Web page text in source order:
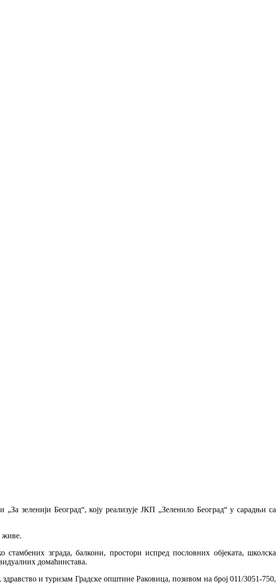
зеленији Београд“, коју реализује ЈКП „Зеленило Београд“ у сарадњи са
живе.
зграда, балкони, простори испред пословних објеката, школска
домаћинстава.
и туризам Градске општине Раковица, позивом на број 011/3051-750,